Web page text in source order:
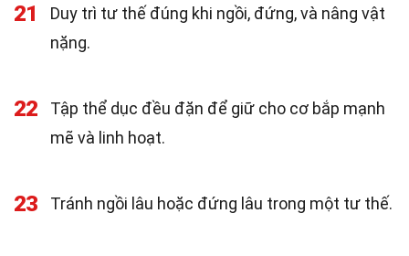
21
Duy trì tư thế đúng khi ngồi, đứng, và nâng vật
nặng.
22
Tập thể dục đều đặn để giữ cho cơ bắp mạnh
mẽ và linh hoạt.
23 Tránh ngồi lâu hoặc đứng lâu trong một tư thế.